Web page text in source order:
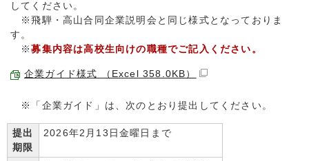
してください。
※飛騨・高山合同企業説明会と同じ様式となっておりま
す。
※募集内容は高校生向けの職種でご記入ください。
企業ガイド様式 （Excel 358.0KB）
※「企業ガイド」は、次のとおり提出してください。
提出
期限
2026年2月13日金曜日まで